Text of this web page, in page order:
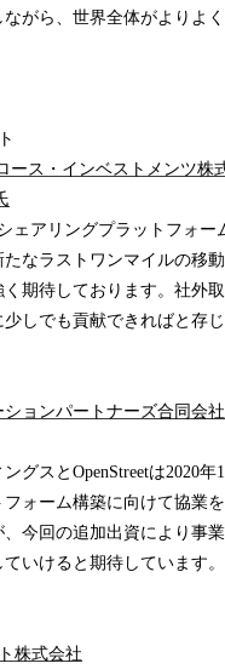
がら、世界全体がよりよ
ース・インベストメンツ株
ェアリングプラットフォ
たなラストワンマイルの移
期待しております。社外
しでも貢献できればと存じ
ションパートナーズ合同会社
グスとOpenStreetは2020
ォーム構築に向けて協業
今回の追加出資により事
いけると期待しています。
株式会社